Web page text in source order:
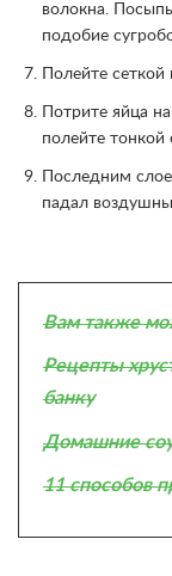
волокна.
подобие
Полейте сеткой
Потрите яйца
полейте тонкой
Последним
падал
Вам также
Рецепты
банку
Домашние
11 способов